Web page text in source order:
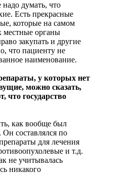
думать, что
Есть прекрасные
которые на самом
местные органы
закупать и другие
что пациенту не
наименование.
у которых нет
можно сказать,
что государство
как вообще был
составлялся по
для лечения
и т.д.
не учитывалась
никакого